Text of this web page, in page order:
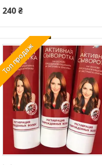
240 ₴
Топ продаж